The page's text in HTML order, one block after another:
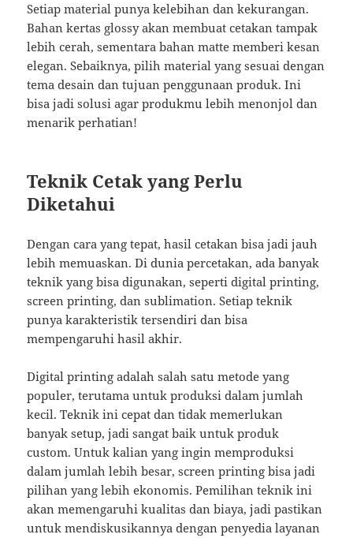
Setiap material punya kelebihan dan kekurangan.
Bahan kertas glossy akan membuat cetakan tampak
lebih cerah, sementara bahan matte memberi kesan
elegan. Sebaiknya, pilih material yang sesuai dengan
tema desain dan tujuan penggunaan produk. Ini
bisa jadi solusi agar produkmu lebih menonjol dan
menarik perhatian!
Teknik Cetak yang Perlu
Diketahui
Dengan cara yang tepat, hasil cetakan bisa jadi jauh
lebih memuaskan. Di dunia percetakan, ada banyak
teknik yang bisa digunakan, seperti digital printing,
screen printing, dan sublimation. Setiap teknik
punya karakteristik tersendiri dan bisa
mempengaruhi hasil akhir.
Digital printing adalah salah satu metode yang
populer, terutama untuk produksi dalam jumlah
kecil. Teknik ini cepat dan tidak memerlukan
banyak setup, jadi sangat baik untuk produk
custom. Untuk kalian yang ingin memproduksi
dalam jumlah lebih besar, screen printing bisa jadi
pilihan yang lebih ekonomis. Pemilihan teknik ini
akan memengaruhi kualitas dan biaya, jadi pastikan
untuk mendiskusikannya dengan penyedia layanan